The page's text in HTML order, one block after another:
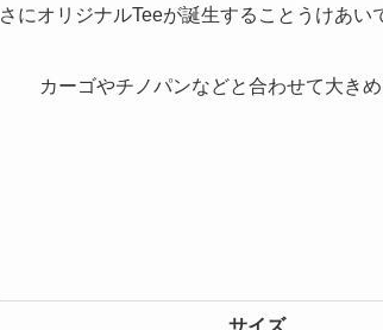
さにオリジナルTeeが誕生することうけあい
カーゴやチノパンなどと合わせて大き
サイズ